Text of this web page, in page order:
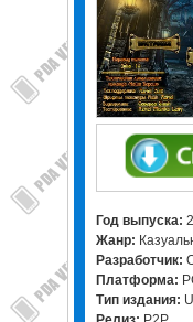
Год выпуска:
Жанр:
Разработчик:
Платформа:
Тип издания: